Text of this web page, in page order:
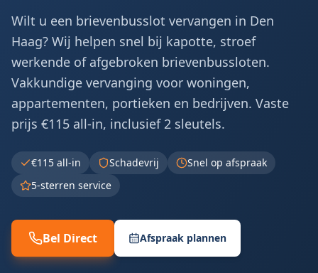
Wilt u een brievenbusslot vervangen in Den
Haag? Wij helpen snel bij kapotte, stroef
werkende of afgebroken brievenbussloten.
Vakkundige vervanging voor woningen,
appartementen, portieken en bedrijven. Vaste
prijs €115 all-in, inclusief 2 sleutels.
€115 all-in Schadevrij
Snel op afspraak
5-sterren service
Bel Direct Afspraak plannen